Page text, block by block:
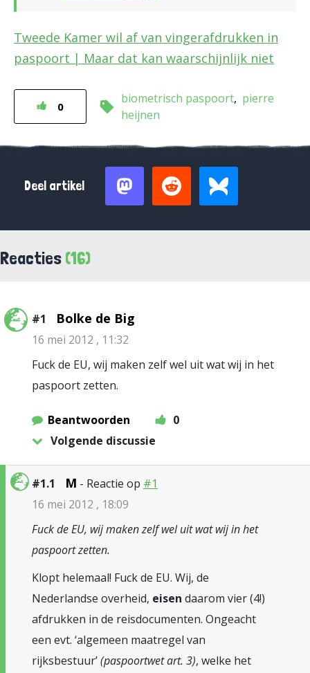
Tweede Kamer wil af van vingerafdrukken in
paspoort | Maar dat kan waarschijnlijk niet
0
biometrisch paspoort pierre
heijnen
Deel artikel
Reacties (16)
#1 Bolke de Big
16 mei 2012 , 11:32
Fuck de EU, wij maken zelf wel uit wat wij in het
paspoort zetten.
Beantwoorden
0
Volgende discussie
#1.1 M - Reactie op #1
16 mei 2012 , 18:09
Fuck de EU, wij maken zelf wel uit wat wij in het
paspoort zetten.
Klopt helemaal! Fuck de EU. Wij, de
Nederlandse overheid, eisen daarom vier (4!)
afdrukken in de reisdocumenten. Ongeacht
een evt. ‘algemeen maatregel van
rijksbestuur’(paspoortwet art. 3), welke het